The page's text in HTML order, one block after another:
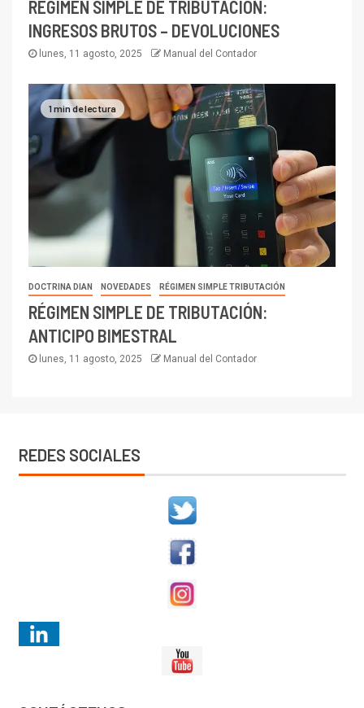
RÉGIMEN SIMPLE DE TRIBUTACIÓN:
INGRESOS BRUTOS – DEVOLUCIONES
lunes, 11 agosto, 2025 Manual del Contador
1 min de lectura
DOCTRINA DIAN NOVEDADES RÉGIMEN SIMPLE TRIBUTACIÓN
RÉGIMEN SIMPLE DE TRIBUTACIÓN:
ANTICIPO BIMESTRAL
lunes, 11 agosto, 2025 Manual del Contador
REDES SOCIALES